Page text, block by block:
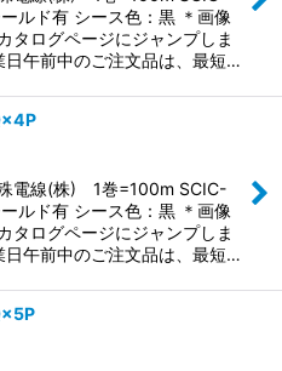
ルド有 シース色：黒 ＊画像
タログページにジャンプしま
日午前中のご注文品は、最短…
電線(株) 1巻=100m SCIC-
ルド有 シース色：黒 ＊画像
タログページにジャンプしま
日午前中のご注文品は、最短…